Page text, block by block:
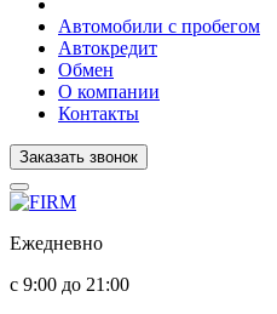
Автомобили с пробегом
Автокредит
Обмен
О компании
Контакты
Заказать звонок
Ежедневно
с 9:00 до 21:00